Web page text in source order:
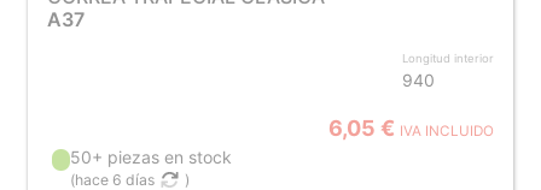
A37
Longitud interior
940
6,05 € IVA INCLUIDO
50+ piezas en stock
(hace 6 días )